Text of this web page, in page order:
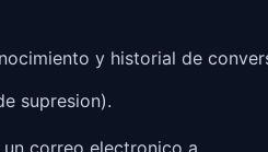
y historial de
supresion).
correo electronico a